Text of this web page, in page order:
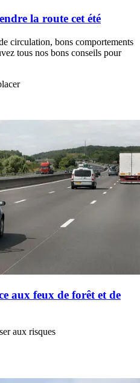
la route cet été
circulation, bons comportements
tous nos bons conseils pour
aux feux de forêt et de
aux risques